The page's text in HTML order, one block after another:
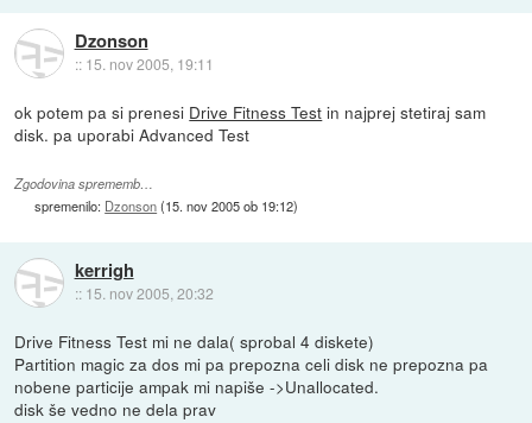
Dzonson
:: 15. nov 2005, 19:11
ok potem pa si prenesi Drive Fitness Test in najprej stetiraj sam
disk. pa uporabi Advanced Test
Zgodovina sprememb…
spremenilo: Dzonson(15. nov 2005 ob 19:12)
kerrigh
:: 15. nov 2005, 20:32
Drive Fitness Test mi ne dala( sprobal 4 diskete)
Partition magic za dos mi pa prepozna celi disk ne prepozna pa
nobene particije ampak mi napiše ->Unallocated.
disk še vedno ne dela prav